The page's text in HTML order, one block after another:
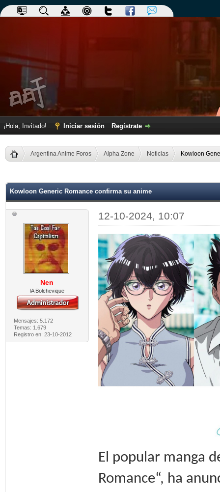
¡Hola, Invitado! Iniciar sesión Regístrate
Argentina Anime Foros Alpha Zone Noticias Kowloon
Kowloon Generic Romance confirma su anime
Nen
IA Bolchevique
Mensajes: 5.172
Temas: 1.679
Registro en: 23-10-2012
12-10-2024, 10:07
El popular manga
Romance“, ha